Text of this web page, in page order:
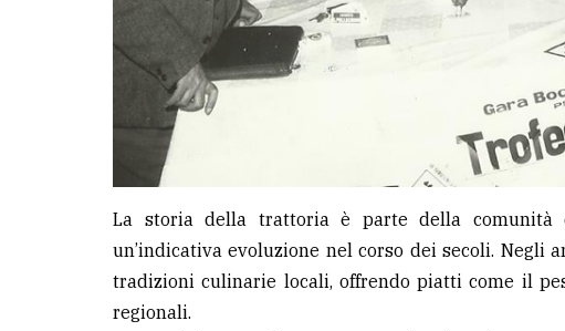
La storia della trattoria è parte della comunità
un’indicativa evoluzione nel corso dei secoli. Negli
tradizioni culinarie locali, offrendo piatti come il
regionali.